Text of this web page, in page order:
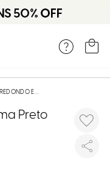
SCARPIN BICO REDONDO ESCAMA PRETO SALTO ALTO FINO
Preto